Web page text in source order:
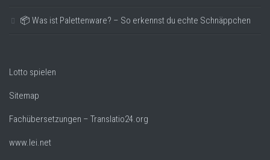
📦 Was ist Palettenware? – So erkennst du echte Schnäppchen
Lotto spielen
Sitemap
Fachübersetzungen – Translatio24.org
www.lei.net